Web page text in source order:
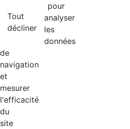
Tout
décliner
pour
analyser
les
données
de
navigation
et
mesurer
l'efficacité
du
site